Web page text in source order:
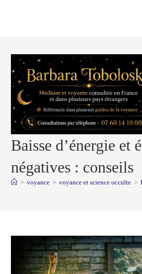
Baisse d’énergie et
négatives : conseils
> voyance > voyance et science occulte >